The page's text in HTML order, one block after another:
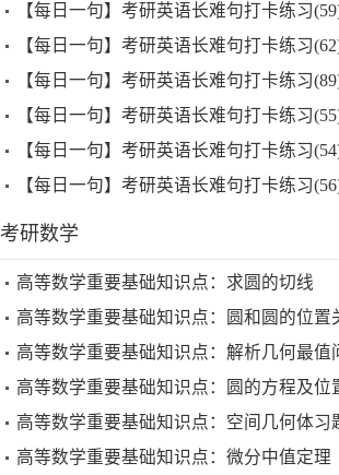
【每日一句】考研英语长难句打卡练习
【每日一句】考研英语长难句打卡练习
【每日一句】考研英语长难句打卡练习
【每日一句】考研英语长难句打卡练习
【每日一句】考研英语长难句打卡练习
【每日一句】考研英语长难句打卡练习
考研数学
高等数学重要基础知识点：求圆的切线
高等数学重要基础知识点：圆和圆的位置
高等数学重要基础知识点：解析几何最值
高等数学重要基础知识点：圆的方程及位
高等数学重要基础知识点：空间几何体习
高等数学重要基础知识点：微分中值定理